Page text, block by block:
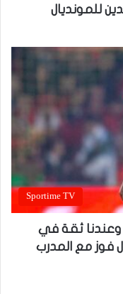
للمونديال
Sportime TV
وعندنا ثقة في
فوز مع المدرب